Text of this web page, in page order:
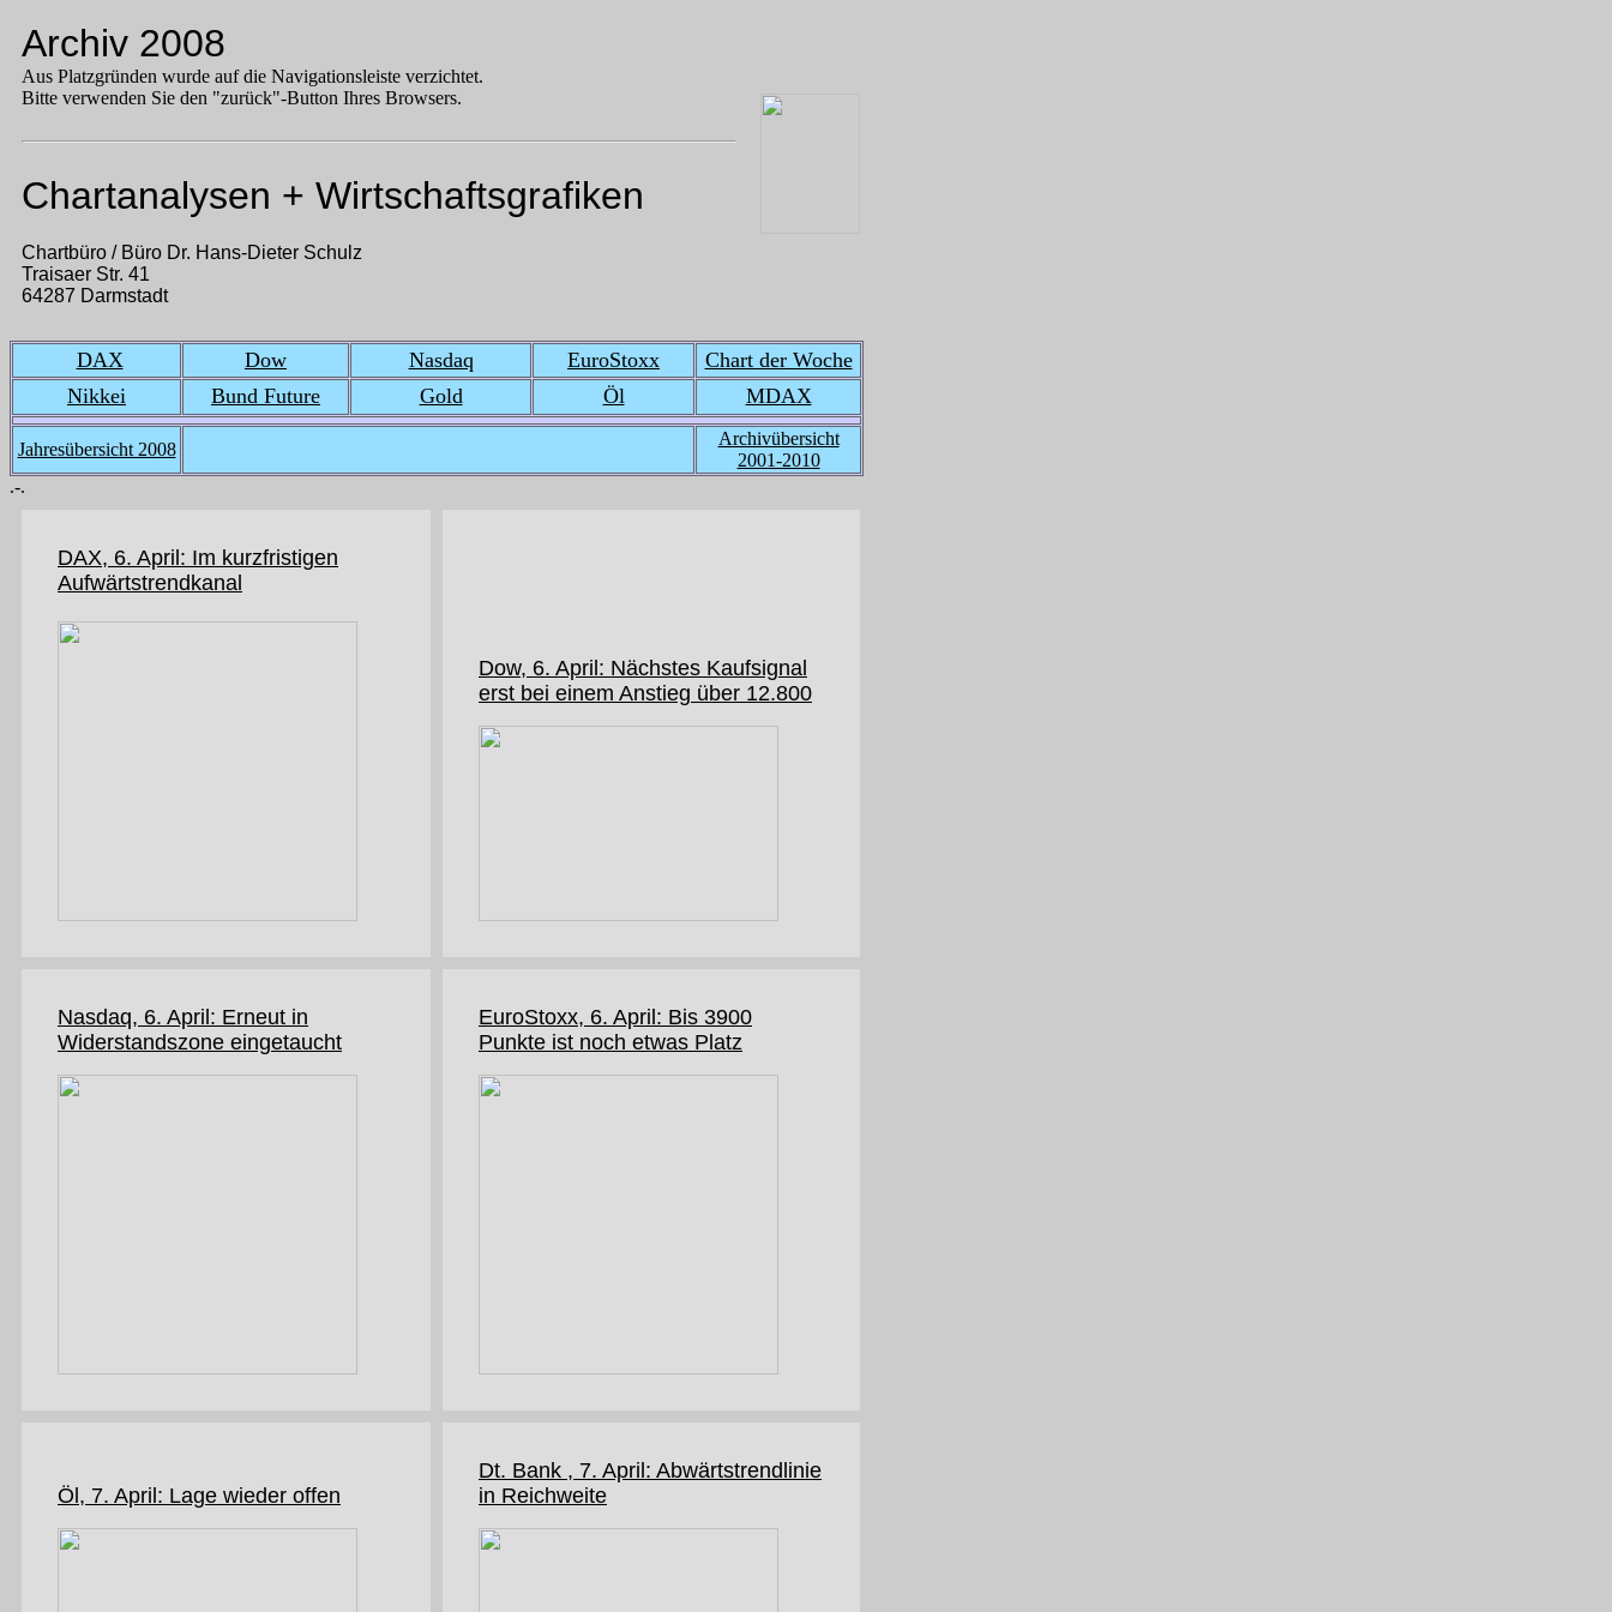
Archiv 2008
Aus Platzgründen wurde auf die Navigationsleiste verzichtet.
Bitte verwenden Sie den "zurück"-Button Ihres Browsers.
Chartanalysen + Wirtschaftsgrafiken
Chartbüro / Büro Dr. Hans-Dieter Schulz
Traisaer Str. 41
64287 Darmstadt
DAX Dow Nasdaq EuroStoxx
Chart der Woche
Nikkei
Bund Future Gold Öl MDAX
Jahresübersicht 2008
Archivübersicht
2001-2010
.-.
DAX, 6. April: Im kurzfristigen
Aufwärtstrendkanal
Dow, 6. April: Nächstes Kaufsignal
erst bei einem Anstieg über 12.800
Nasdaq, 6. April: Erneut in
Widerstandszone eingetaucht
EuroStoxx, 6. April: Bis 3900
Punkte ist noch etwas Platz
Öl, 7. April: Lage wieder offen
Dt. Bank , 7. April: Abwärtstrendlinie
in Reichweite